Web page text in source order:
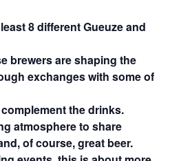
8 different Gueuze and
brewers are shaping the
exchanges with some of
the drinks.
atmosphere to share
of course, great beer.